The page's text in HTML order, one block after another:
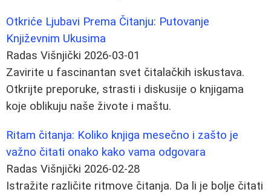
Otkriće Ljubavi Prema Čitanju: Putovanje
Književnim Ukusima
Radas Višnjički 2026-03-01
Zavirite u fascinantan svet čitalačkih iskustava.
Otkrijte preporuke, strasti i diskusije o knjigama
koje oblikuju naše živote i maštu.
Ritam čitanja: Koliko knjiga mesečno i zašto je
važno čitati onako kako vama odgovara
Radas Višnjički 2026-02-28
Istražite različite ritmove čitanja. Da li je bolje čitati